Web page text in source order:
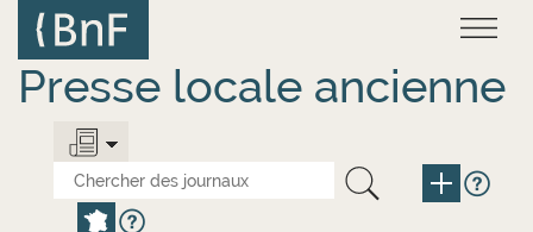
contenu
principal
Presse locale ancienne
Panneau de gestion des cookies